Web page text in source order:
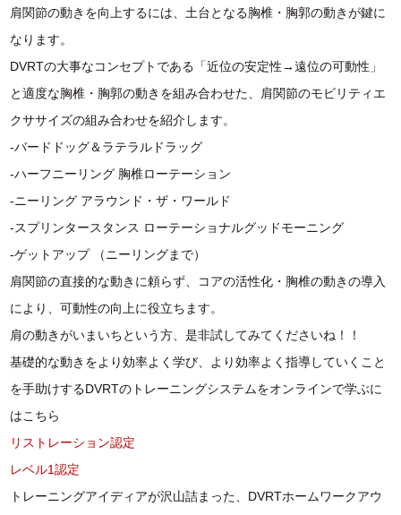
肩関節の動きを向上するには、土台となる胸椎・胸郭の動きが鍵に
なります。
DVRTの大事なコンセプトである「近位の安定性→遠位の可動性」
と適度な胸椎・胸郭の動きを組み合わせた、肩関節のモビリティエ
クササイズの組み合わせを紹介します。
-バードドッグ＆ラテラルドラッグ
-ハーフニーリング 胸椎ローテーション
-ニーリング アラウンド・ザ・ワールド
-スプリンタースタンス ローテーショナルグッドモーニング
-ゲットアップ （ニーリングまで）
肩関節の直接的な動きに頼らず、コアの活性化・胸椎の動きの導入
により、可動性の向上に役立ちます。
肩の動きがいまいちという方、是非試してみてくださいね！！
基礎的な動きをより効率よく学び、より効率よく指導していくこと
を手助けするDVRTのトレーニングシステムをオンラインで学ぶに
はこちら
リストレーション認定
レベル1認定
トレーニングアイディアが沢山詰まった、DVRTホームワークアウ